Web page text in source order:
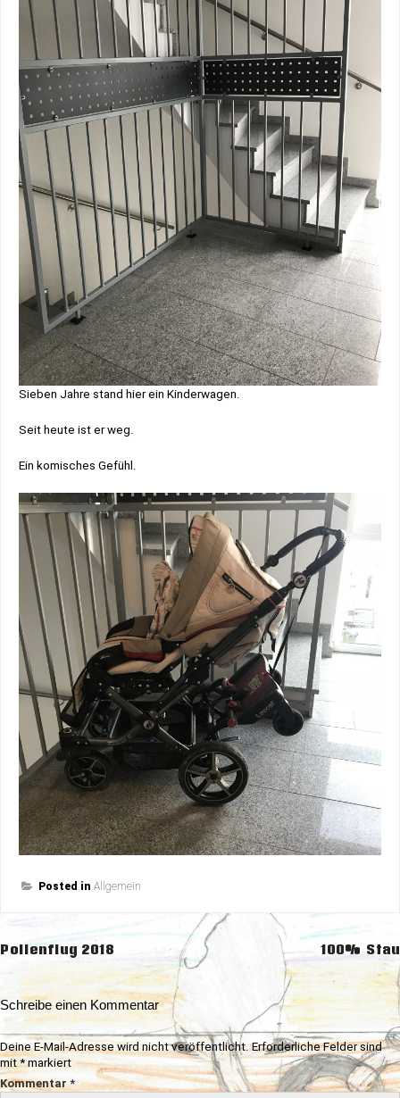
Sieben Jahre stand hier ein Kinderwagen.
Seit heute ist er weg.
Ein komisches Gefühl.
Posted in Allgemein
Beitragsnavigation
Pollenflug 2018 100% Stau
Schreibe einen Kommentar
Deine E-Mail-Adresse wird nicht veröffentlicht. Erforderliche Felder sind
mit*markiert
Kommentar*